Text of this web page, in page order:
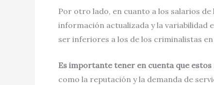
Por otro lado, en cuanto a los salarios
información actualizada y la variabilidad
ser inferiores a los de los criminalistas en
Es importante tener en cuenta que
como la reputación y la demanda de